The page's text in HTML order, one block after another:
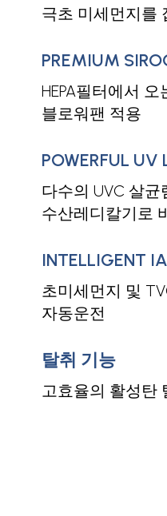
극초 미세먼지를
PREMIUM
HEPA필터에서
블로워팬 적용
POWERFUL
다수의 UVC 살
수산레디칼기로
INTELLIGENT
초미세먼지 및
자동운전
탈취 기능
고효율의 활성탄